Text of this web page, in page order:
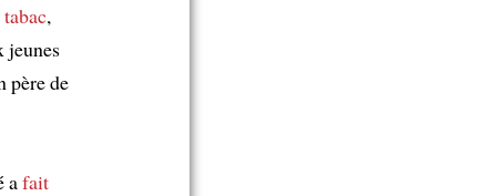
tabac,
jeunes
père de
afait